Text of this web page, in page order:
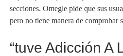
secciones. Omegle pide que sus
pero no tiene manera de comprobar
“tuve Adicción A